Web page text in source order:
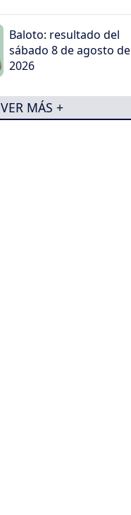
Baloto: resultado del
sábado 8 de agosto de
2026
VER MÁS +